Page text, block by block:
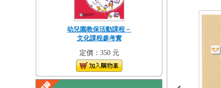
幼兒園教保活動課程－
文化課程參考實
定價：350 元